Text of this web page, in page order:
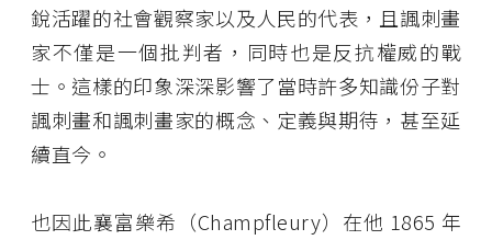
銳活躍的社會觀察家以及人民的代表，且諷刺畫
家不僅是一個批判者，同時也是反抗權威的戰
士。這樣的印象深深影響了當時許多知識份子對
諷刺畫和諷刺畫家的概念、定義與期待，甚至延
續直今。
也因此襄富樂希（Champfleury）在他 1865 年